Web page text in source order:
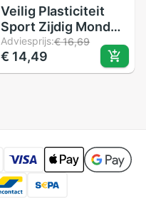
Veilig Plasticiteit
Sport Zijdig Mond
Guard Boksen
Basketbal Tanden
Protector Cover
Adviesprijs:€ 16,69
€ 14,49